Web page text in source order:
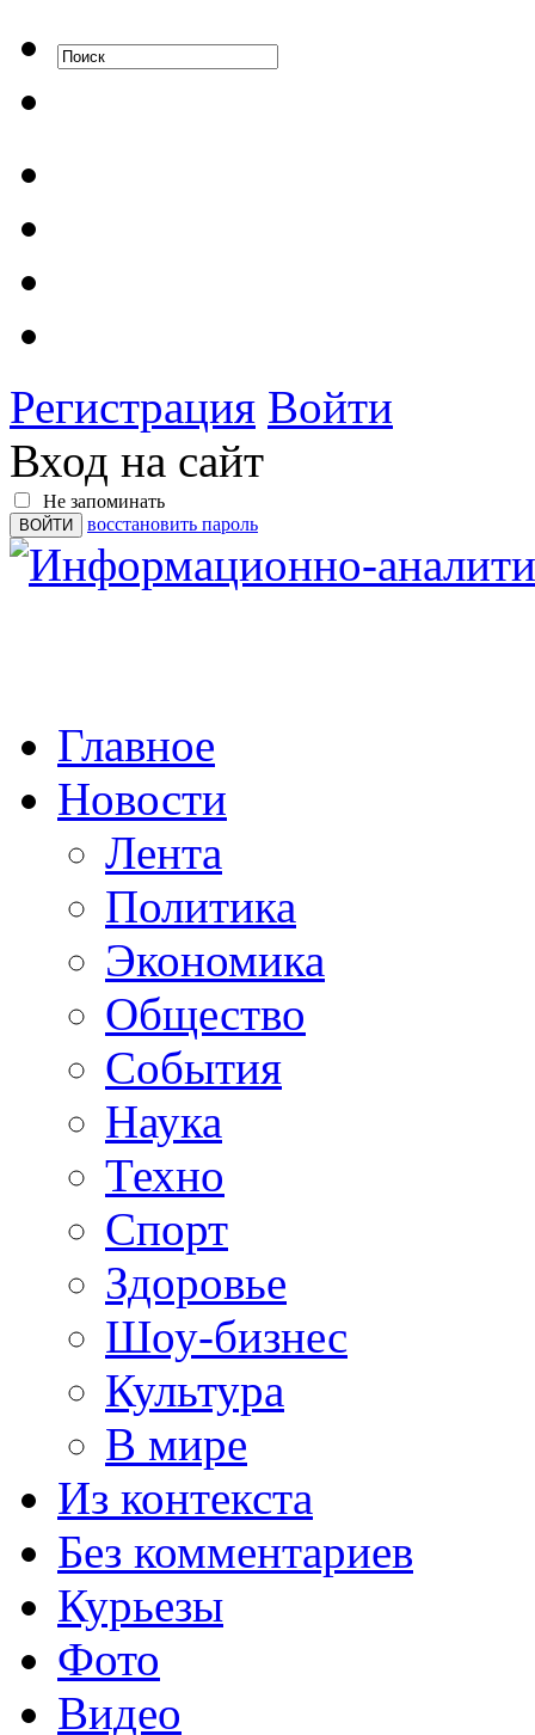
Регистрация Войти
Вход на сайт
Не запоминать
восстановить пароль
Главное
Новости
Лента
Политика
Экономика
Общество
События
Наука
Техно
Спорт
Здоровье
Шоу-бизнес
Культура
В мире
Из контекста
Без комментариев
Курьезы
Фото
Видео